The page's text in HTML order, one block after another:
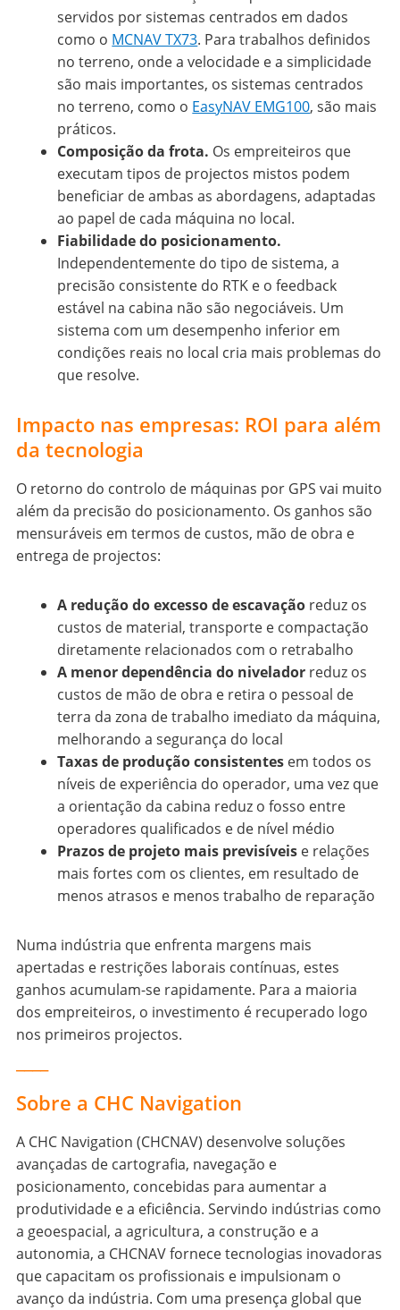
servidos por sistemas centrados em dados
como o MCNAV TX73. Para trabalhos definidos
no terreno, onde a velocidade e a simplicidade
são mais importantes, os sistemas centrados
no terreno, como o EasyNAV EMG100, são mais
práticos.
Composição da frota. Os empreiteiros que
executam tipos de projectos mistos podem
beneficiar de ambas as abordagens, adaptadas
ao papel de cada máquina no local.
Fiabilidade do posicionamento.
Independentemente do tipo de sistema, a
precisão consistente do RTK e o feedback
estável na cabina não são negociáveis. Um
sistema com um desempenho inferior em
condições reais no local cria mais problemas do
que resolve.
Impacto nas empresas: ROI para além
da tecnologia
O retorno do controlo de máquinas por GPS vai muito
além da precisão do posicionamento. Os ganhos são
mensuráveis em termos de custos, mão de obra e
entrega de projectos:
A redução do excesso de escavação reduz os
custos de material, transporte e compactação
diretamente relacionados com o retrabalho
A menor dependência do nivelador reduz os
custos de mão de obra e retira o pessoal de
terra da zona de trabalho imediato da máquina,
melhorando a segurança do local
Taxas de produção consistentes em todos os
níveis de experiência do operador, uma vez que
a orientação da cabina reduz o fosso entre
operadores qualificados e de nível médio
Prazos de projeto mais previsíveis e relações
mais fortes com os clientes, em resultado de
menos atrasos e menos trabalho de reparação
Numa indústria que enfrenta margens mais
apertadas e restrições laborais contínuas, estes
ganhos acumulam-se rapidamente. Para a maioria
dos empreiteiros, o investimento é recuperado logo
nos primeiros projectos.
Sobre a CHC Navigation
A CHC Navigation (CHCNAV) desenvolve soluções
avançadas de cartografia, navegação e
posicionamento, concebidas para aumentar a
produtividade e a eficiência. Servindo indústrias como
a geoespacial, a agricultura, a construção e a
autonomia, a CHCNAV fornece tecnologias inovadoras
que capacitam os profissionais e impulsionam o
avanço da indústria. Com uma presença global que